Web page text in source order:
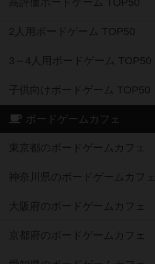
高評価ボードゲーム TOP50
2人用ボードゲーム TOP50
3～4人用ボードゲーム TOP50
子供向けボードゲーム TOP50
ボードゲームカフェ
東京都のボードゲームカフェ
神奈川県のボードゲームカフェ
大阪府のボードゲームカフェ
京都府のボードゲームカフェ